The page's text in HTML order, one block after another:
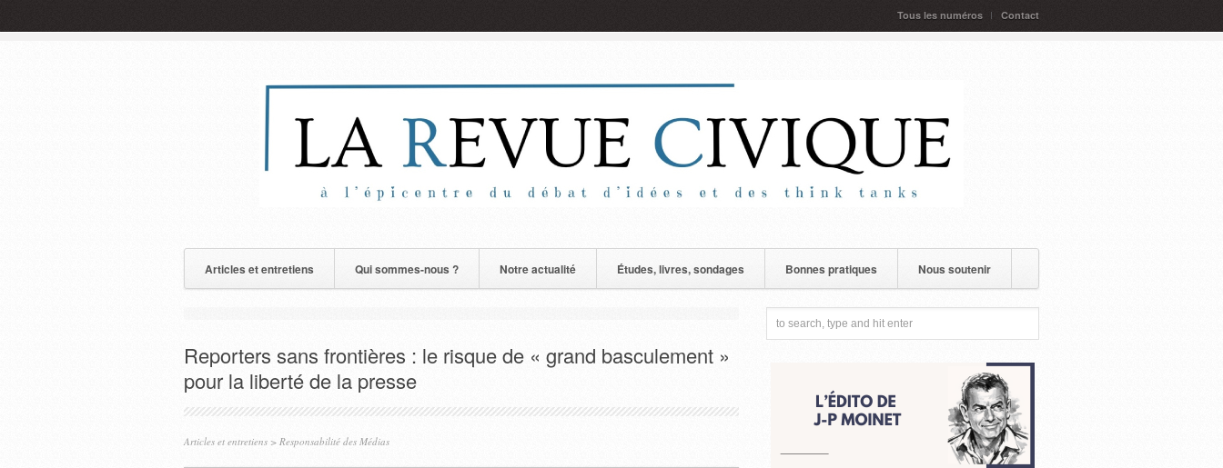
Tous les numéros Contact
Articles et entretiens Qui sommes-nous ? Notre actualité Études, livres, sondages Bonnes pratiques Nous soutenir
Reporters sans frontières : le risque de « grand basculement »
pour la liberté de la presse
Articles et entretiens > Responsabilité des Médias